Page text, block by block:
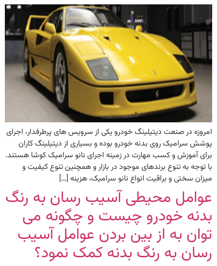
امروزه در صنعت دیتیلینگ خودرو یکی از سرویس های پرطرفدار، اجرای
پوشش سرامیک روی بدنه خودرو بوده و بسیاری از دیتیلینگ کاران
برای آموزش و کسب مهارت در زمینه اجرای نانو سرامیک کوشا هستند.
با توجه به تنوع برندهای موجود در بازار و همچنین تنوع کیفیت و
میزان سختی و براقیت انواع نانو سرامیک، هزینه […]
عوامل محیطی آسیب رسان به رنگ
بدنه خودرو چیست و چگونه می
توان به از بین بردن عوامل آسیب
رسان به رنگ بدنه کمک نمود؟